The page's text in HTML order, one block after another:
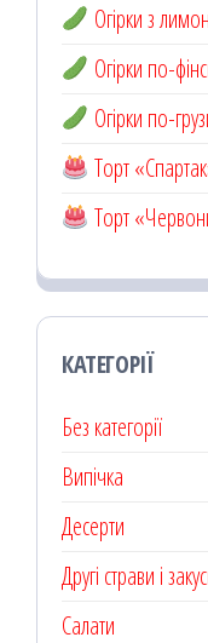
Огірки з
Огірки по-
Огірки по-
Торт
Торт
КАТЕГОРІЇ
Без категорії
Випічка
Десерти
Другі страви і
Салати